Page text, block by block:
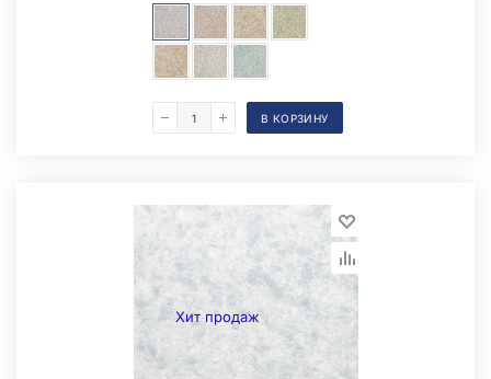
Складская позиция
В КОРЗИНУ
Хит продаж